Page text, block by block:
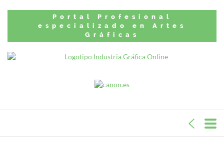
Portal Profesional
especializado en Artes
Gráficas